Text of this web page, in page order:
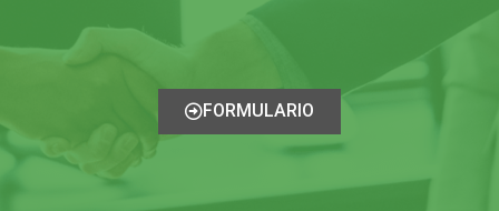
FORMULARIO